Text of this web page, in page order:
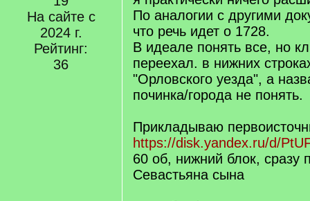
На сайте с
2024 г.
Рейтинг:
36
По аналогии с другими
что речь идет о 1728.
В идеале понять все, но
переехал. в нижних
"Орловского уезда", а
починка/города не понять.
Прикладываю
https://disk.yandex.ru/d/
60 об, нижний блок, сразу
Севастьяна сына